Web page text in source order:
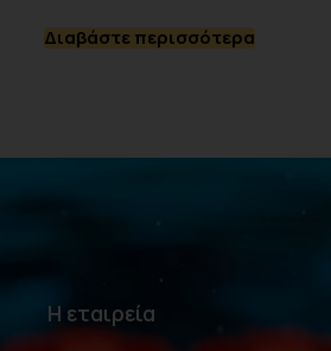
Διαβάστε περισσότερα
Η εταιρεία